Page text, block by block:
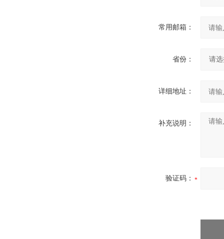
常用邮箱：
省份：
详细地址：
补充说明：
验证码：